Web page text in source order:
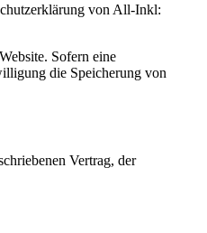
von All-Inkl:
Sofern eine
die Speicherung von
Vertrag, der